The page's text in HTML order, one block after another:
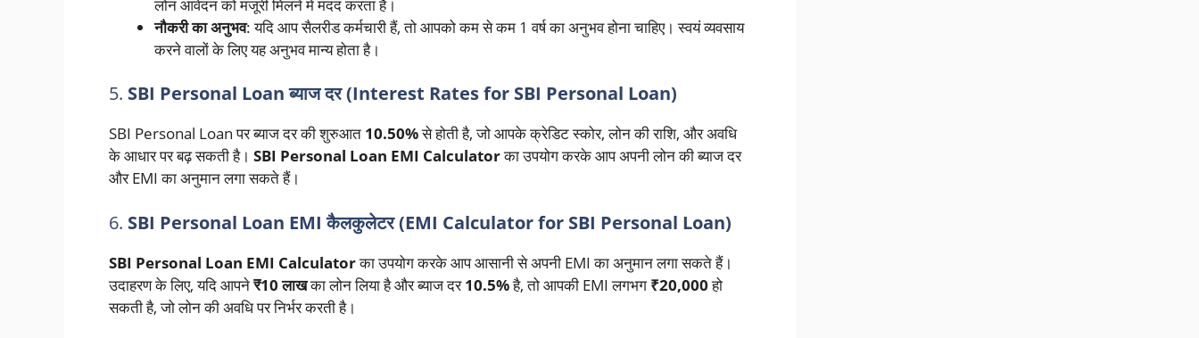
लोन आवेदन को मंजूरी मिलने में मदद करता है।
नौकरी का अनुभव: यदि आप सैलरीड कर्मचारी हैं, तो आपको कम से कम 1 वर्ष का अनुभव होना चाहिए। स्वयं व्यवसाय
करने वालों के लिए यह अनुभव मान्य होता है।
5. SBI Personal Loan ब्याज दर (Interest Rates for SBI Personal Loan)
SBI Personal Loan पर ब्याज दर की शुरुआत 10.50%से होती है, जो आपके क्रेडिट स्कोर, लोन की राशि, और अवधि
के आधार पर बढ़ सकती है। SBI Personal Loan EMI Calculatorका उपयोग करके आप अपनी लोन की ब्याज दर
और EMI का अनुमान लगा सकते हैं।
6. SBI Personal Loan EMI कैलकुलेटर (EMI Calculator for SBI Personal Loan)
SBI Personal Loan EMI Calculatorका उपयोग करके आप आसानी से अपनी EMI का अनुमान लगा सकते हैं।
उदाहरण के लिए, यदि आपने₹10 लाखका लोन लिया है और ब्याज दर10.5%है, तो आपकी EMI लगभग ₹20,000हो
सकती है, जो लोन की अवधि पर निर्भर करती है।